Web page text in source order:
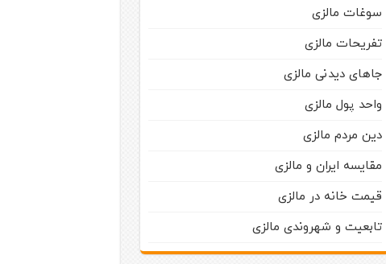
سوغات مالزی
تفریحات مالزی
جاهای دیدنی مالزی
واحد پول مالزی
دین مردم مالزی
مقایسه ایران و مالزی
قیمت خانه در مالزی
تابعیت و شهروندی مالزی